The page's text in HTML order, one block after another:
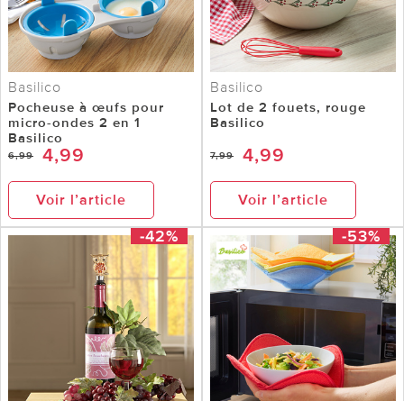
Basilico
Pocheuse à œufs pour
micro-ondes 2 en 1
Basilico
6,99 4,99
Voir l’article
Basilico
Lot de 2 fouets, rouge
Basilico
7,99 4,99
Voir l’article
-42% -53%